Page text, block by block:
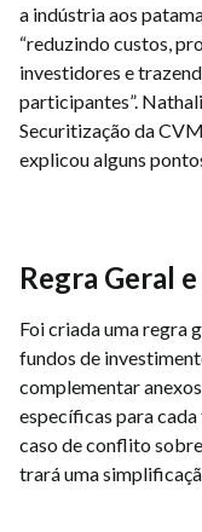
a indústria aos
“reduzindo custos,
investidores e
participantes”.
Securitização da
explicou alguns
Regra Geral
Foi criada uma regra
fundos de
complementar
específicas para
caso de conflito
trará uma